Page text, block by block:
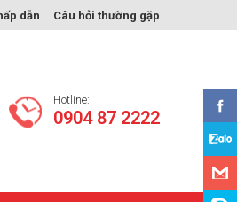
dẫn Câu hỏi thường gặp
Hotline:
0904 87 2222